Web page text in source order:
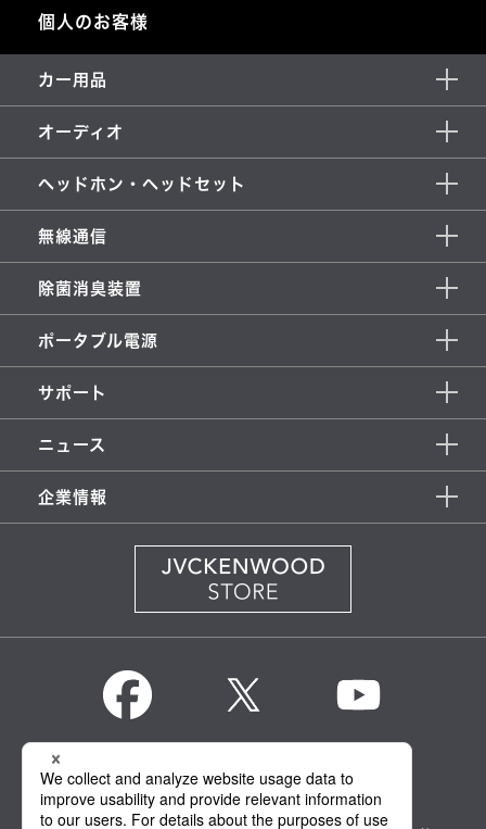
個人のお客様
カー用品
オーディオ
ヘッドホン・ヘッドセット
無線通信
除菌消臭装置
ポータブル電源
サポート
ニュース
企業情報
KENWOOD Global